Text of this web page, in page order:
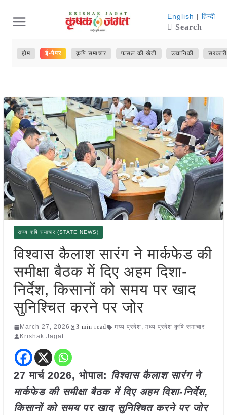
content
English | हिन्दी
Search
होम ई-पेपर कृषि समाचार फसल की खेती उद्यानिकी
राज्य कृषि समाचार (STATE NEWS)
विश्वास कैलाश सारंग ने मार्कफेड की
समीक्षा बैठक में दिए अहम दिशा-
निर्देश, किसानों को समय पर खाद
सुनिश्चित करने पर जोर
March 27, 2026 3 min read मध्य प्रदेश, मध्य प्रदेश कृषि समाचार
Krishak Jagat
27 मार्च 2026, भोपाल: विश्वास कैलाश सारंग ने
मार्कफेड की समीक्षा बैठक में दिए अहम दिशा-निर्देश,
किसानों को समय पर खाद सुनिश्चित करने पर जोर